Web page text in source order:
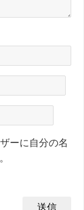
ーに自分の名